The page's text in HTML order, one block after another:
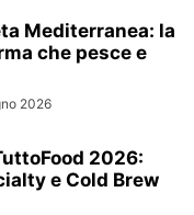
Mediterranea: la
che pesce e
2026
2026:
e Cold Brew